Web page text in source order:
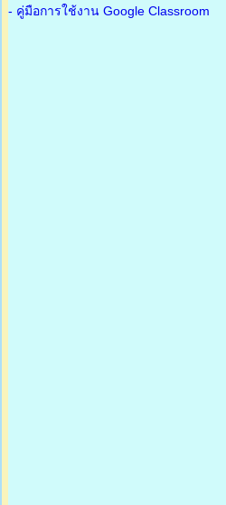
- คู่มือการใช้งาน Google Classroom